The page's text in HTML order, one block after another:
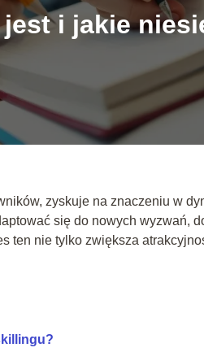
i jakie
zyskuje na znaczeniu w
się do nowych wyzwań,
ten nie tylko zwiększa